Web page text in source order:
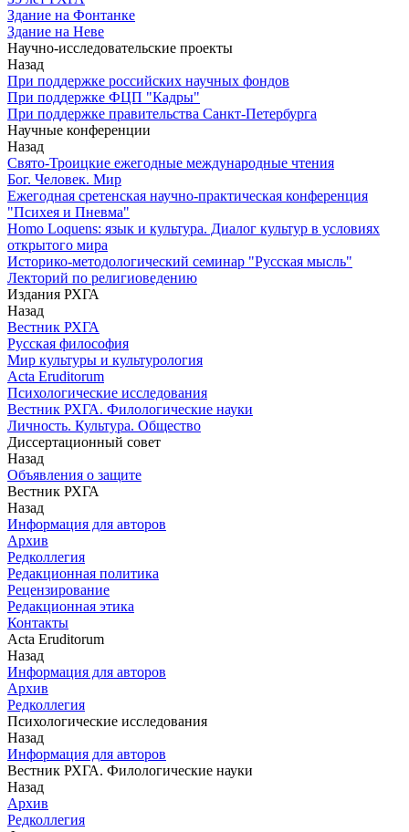
Здание на Фонтанке
Здание на Неве
Научно-исследовательские проекты
Назад
При поддержке российских научных фондов
При поддержке ФЦП "Кадры"
При поддержке правительства Санкт-Петербурга
Научные конференции
Назад
Свято-Троицкие ежегодные международные чтения
Бог. Человек. Мир
Ежегодная сретенская научно-практическая конференция
"Психея и Пневма"
Homo Loquens: язык и культура. Диалог культур в условиях
открытого мира
Историко-методологический семинар "Русская мысль"
Лекторий по религиоведению
Издания РХГА
Назад
Вестник РХГА
Русская философия
Мир культуры и культурология
Acta Eruditorum
Психологические исследования
Вестник РХГА. Филологические науки
Личность. Культура. Общество
Диссертационный совет
Назад
Объявления о защите
Вестник РХГА
Назад
Информация для авторов
Архив
Редколлегия
Редакционная политика
Рецензирование
Редакционная этика
Контакты
Acta Eruditorum
Назад
Информация для авторов
Архив
Редколлегия
Психологические исследования
Назад
Информация для авторов
Вестник РХГА. Филологические науки
Назад
Архив
Редколлегия